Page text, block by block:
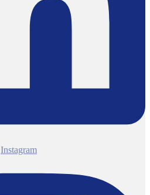
Instagram